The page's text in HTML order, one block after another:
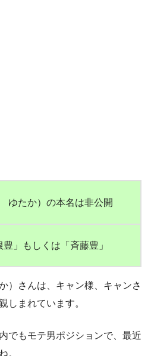
ゆたか）の本名は非公開
」もしくは「斉藤豊」
さんは、キャン様、キャンさ
しまれています。
でもモテ男ポジションで、最近
。